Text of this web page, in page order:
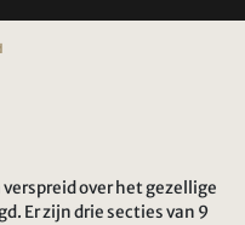
over het gezellige
Er zijn drie secties van 9